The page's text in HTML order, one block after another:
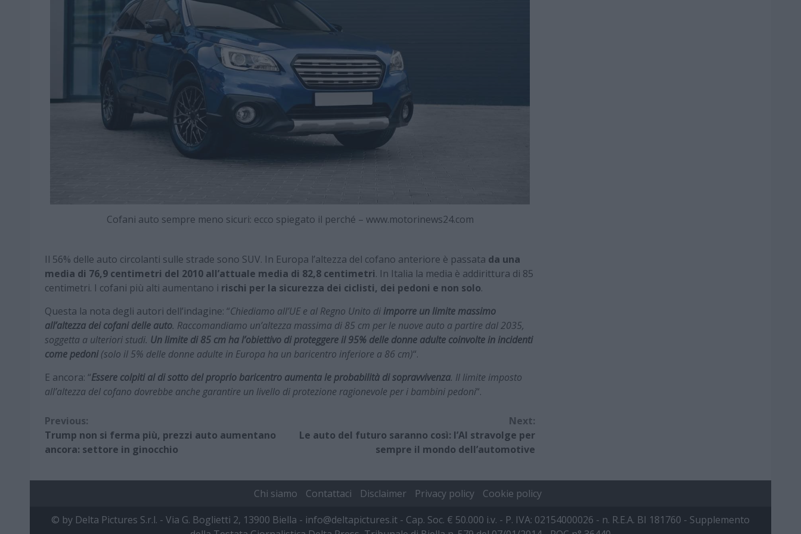
Cofani auto sempre meno sicuri: ecco spiegato il perché – www.motorinews24.com
Il 56% delle auto circolanti sulle strade sono SUV. In Europa l’altezza del cofano anteriore è passata da una
media di 76,9 centimetri del 2010 all’attuale media di 82,8 centimetri. In Italia la media è addirittura di 85
centimetri. I cofani più alti aumentano i rischi per la sicurezza dei ciclisti, dei pedoni e non solo.
Questa la nota degli autori dell’indagine: “Chiediamo all’UE e al Regno Unito di imporre un limite massimo
all’altezza dei cofani delle auto. Raccomandiamo un’altezza massima di 85 cm per le nuove auto a partire dal 2035,
soggetta a ulteriori studi. Un limite di 85 cm ha l’obiettivo di proteggere il 95% delle donne adulte coinvolte in incidenti
come pedoni(solo il 5% delle donne adulte in Europa ha un baricentro inferiore a 86 cm)“.
E ancora: “Essere colpiti al di sotto del proprio baricentro aumenta le probabilità di sopravvivenza. Il limite imposto
all’altezza del cofano dovrebbe anche garantire un livello di protezione ragionevole per i bambini pedoni“.
Continue
Reading
Previous:
Trump non si ferma più, prezzi auto aumentano
ancora: settore in ginocchio
Next:
Le auto del futuro saranno così: l’AI stravolge per
sempre il mondo dell’automotive
Chi siamo Contattaci Disclaimer Privacy policy
Cookie policy
© by Delta Pictures S.r.l. - Via G. Boglietti 2, 13900 Biella - info@deltapictures.it - Cap. Soc. € 50.000 i.v. - P. IVA: 02154000026 - n. R.E.A. BI 181760 - Supplemento